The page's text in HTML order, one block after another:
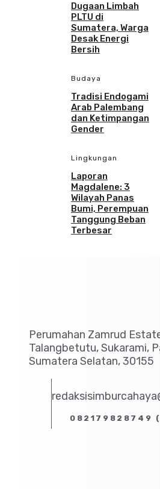
Dugaan Limbah
PLTU di
Sumatera, Warga
Desak Energi
Bersih
Budaya
Tradisi Endogami
Arab Palembang
dan Ketimpangan
Gender
Lingkungan
Laporan
Magdalene: 3
Wilayah Panas
Bumi, Perempuan
Tanggung Beban
Terbesar
Perumahan Zamrud
Talangbetutu, Sukarami,
Sumatera Selatan, 30155
082179828749